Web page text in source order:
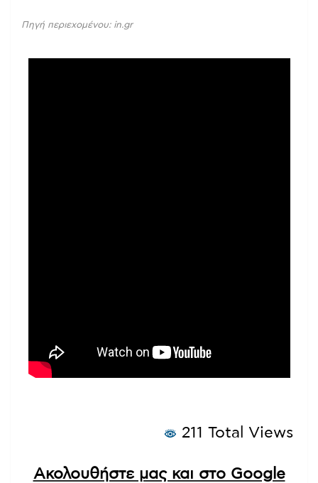
Πηγή περιεχομένου: in.gr
211 Total Views
Ακολουθήστε μας και στο Google